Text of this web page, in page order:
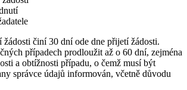
žádosti činí 30 dní ode dne přijetí žádosti.
případech prodloužit až o 60 dní, zejména
a obtížnosti případu, o čemž musí být
správce údajů informován, včetně důvodu